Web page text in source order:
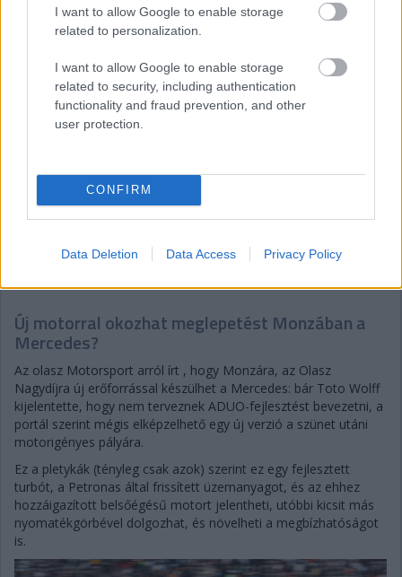
I want to allow Google to enable storage
related to personalization.
I want to allow Google to enable storage
related to security, including authentication
functionality and fraud prevention, and other
user protection.
CONFIRM
Data Deletion Data Access Privacy Policy11 napja
Új motorral okozhat meglepetést Monzában a
Mercedes?
Az olasz Motorsport arról írt , hogy Monzára, az Olasz
Nagydíjra új erőforrással készülhet a Mercedes: bár Toto Wolff
kijelentette, hogy nem terveznek ADUO-fejlesztést bevezetni, a
portál szerint mégis elképzelhető egy új verzió a szünet utáni
motorigényes pályára.
Ez a pletykák (tényleg csak azok) szerint ez egy fejlesztett
turbót, a Petronas által frissített üzemanyagot, és az ehhez
hozzáigazított belsőégésű motort jelentheti, utóbbi kicsit más
nyomatékgörbével dolgozhat, és növelheti a megbízhatóságot
is.